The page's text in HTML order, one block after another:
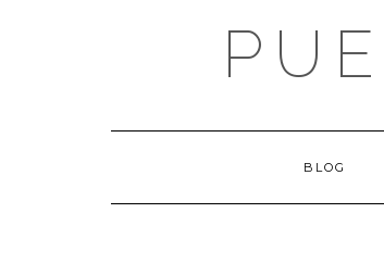
BLOG